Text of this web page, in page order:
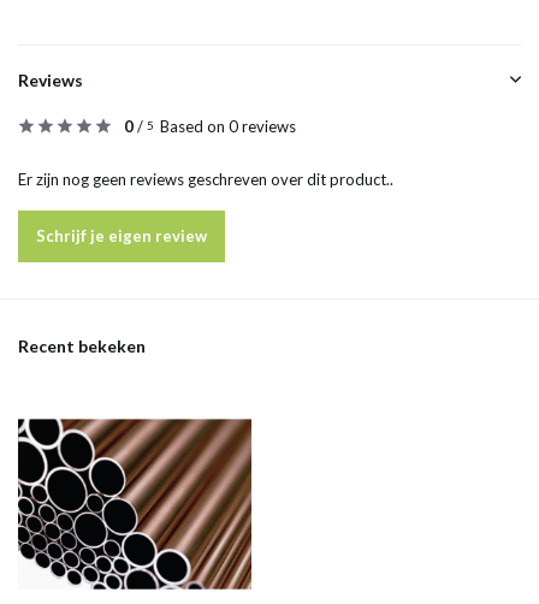
Reviews
0/ 5 Based on 0 reviews
Er zijn nog geen reviews geschreven over dit product..
Schrijf je eigen review
Recent bekeken